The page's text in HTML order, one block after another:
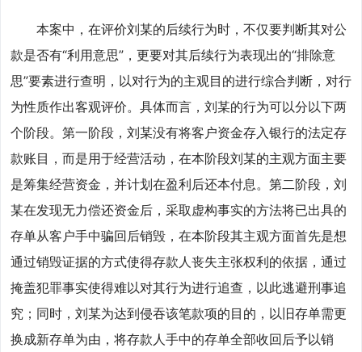
本案中，在评价刘某的后续行为时，不仅要判断其对公
款是否有“利用意思”，更要对其后续行为表现出的“排除意
思”要素进行查明，以对行为的主观目的进行综合判断，对行
为性质作出客观评价。具体而言，刘某的行为可以分以下两
个阶段。第一阶段，刘某没有将客户资金存入银行的法定存
款账目，而是用于经营活动，在本阶段刘某的主观方面主要
是筹集经营资金，并计划在盈利后还本付息。第二阶段，刘
某在发现无力偿还资金后，采取虚构事实的方法将已出具的
存单从客户手中骗回后销毁，在本阶段其主观方面首先是想
通过销毁证据的方式使得存款人丧失主张权利的依据，通过
掩盖犯罪事实使得难以对其行为进行追查，以此逃避刑事追
究；同时，刘某为达到侵吞该笔款项的目的，以旧存单需更
换成新存单为由，将存款人手中的存单全部收回后予以销